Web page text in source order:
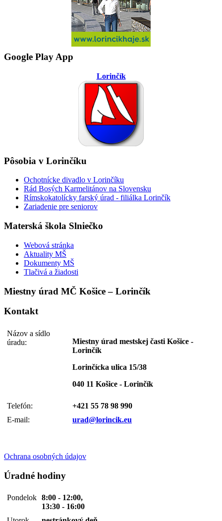
Google Play App
Lorinčík
Pôsobia v Lorinčíku
Ochotnícke divadlo v Lorinčíku
Rád Bosých Karmelitánov na Slovensku
Rímskokatolícky farský úrad - filiálka Lorinčík
Zariadenie pre seniorov
Materská škola Slniečko
Webová stránka
Aktuality MŠ
Dokumenty MŠ
Tlačivá a žiadosti
Miestny úrad MČ Košice – Lorinčík
Kontakt
Názov a sídlo
úradu:
Miestny úrad mestskej časti Košice -
Lorinčík
Lorinčícka ulica 15/38
040 11 Košice - Lorinčík
Telefón:
+421 55 78 98 990
E-mail:
urad@lorincik.eu
Ochrana osobných údajov
Úradné hodiny
Pondelok 8:00 - 12:00,
13:30 - 16:00